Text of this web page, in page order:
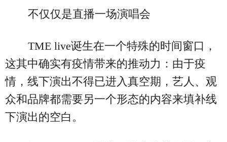
不仅仅是直播一场演唱会
TME live诞生在一个特殊的时间窗口，
这其中确实有疫情带来的推动力：由于疫
情，线下演出不得已进入真空期，艺人、观
众和品牌都需要另一个形态的内容来填补线
下演出的空白。